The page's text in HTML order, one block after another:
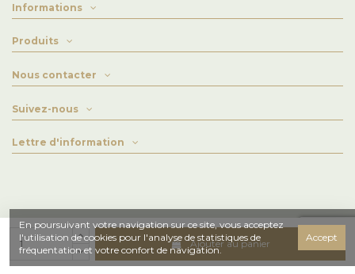
Ajouter au panier
Informations
Produits
Nous contacter
Suivez-nous
Lettre d'information
Tous droits réservés - 2022 Gaël Redouté / Pâtissier Chocolatier à Saint-Malo, Dinan,
Dol de Bretagne
En poursuivant votre navigation sur ce site, vous acceptez
l'utilisation de cookies pour l'analyse de statistiques de
fréquentation et votre confort de navigation.
Accept